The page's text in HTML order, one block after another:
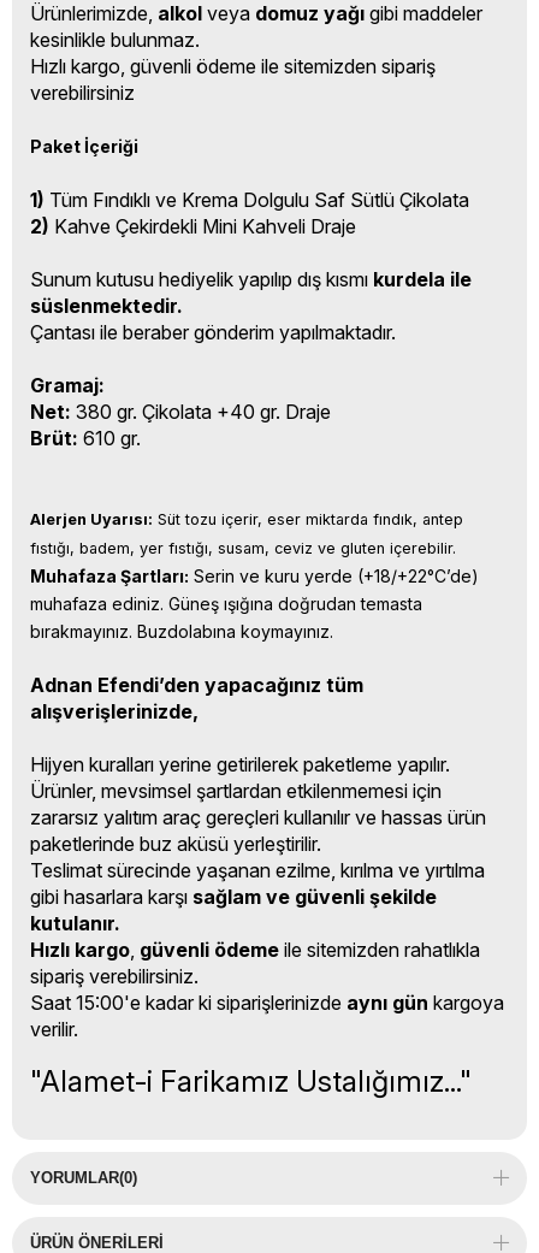
Ürünlerimizde, alkol veya domuz yağı gibi maddeler
kesinlikle bulunmaz.
Hızlı kargo, güvenli ödeme ile sitemizden sipariş
verebilirsiniz
Paket İçeriği
1) Tüm Fındıklı ve Krema Dolgulu Saf Sütlü Çikolata
2) Kahve Çekirdekli Mini Kahveli Draje
Sunum kutusu hediyelik yapılıp dış kısmı kurdela ile
süslenmektedir.
Çantası ile beraber gönderim yapılmaktadır.
Gramaj:
Net: 380 gr. Çikolata +40 gr. Draje
Brüt: 610 gr.
Alerjen Uyarısı: Süt tozu içerir, eser miktarda fındık, antep
fıstığı, badem, yer fıstığı, susam, ceviz ve gluten içerebilir.
Muhafaza Şartları: Serin ve kuru yerde (+18/+22°C’de)
muhafaza ediniz. Güneş ışığına doğrudan temasta
bırakmayınız. Buzdolabına koymayınız.
Adnan Efendi’den yapacağınız tüm
alışverişlerinizde,
Hijyen kuralları yerine getirilerek paketleme yapılır.
Ürünler, mevsimsel şartlardan etkilenmemesi için
zararsız yalıtım araç gereçleri kullanılır ve hassas ürün
paketlerinde buz aküsü yerleştirilir.
Teslimat sürecinde yaşanan ezilme, kırılma ve yırtılma
gibi hasarlara karşı sağlam ve güvenli şekilde
kutulanır.
Hızlı kargo, güvenli ödeme ile sitemizden rahatlıkla
sipariş verebilirsiniz.
Saat 15:00'e kadar ki siparişlerinizde aynı gün kargoya
verilir.
"Alamet-i Farikamız Ustalığımız..."
YORUMLAR(0)
ÜRÜN ÖNERILERI